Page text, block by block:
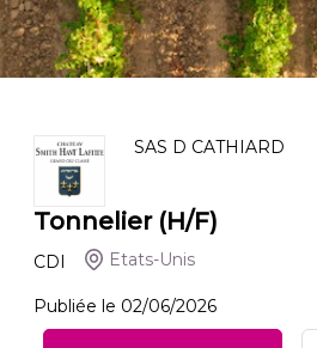
SAS D CATHIARD
Tonnelier (H/F)
CDI Etats-Unis
Publiée le 02/06/2026